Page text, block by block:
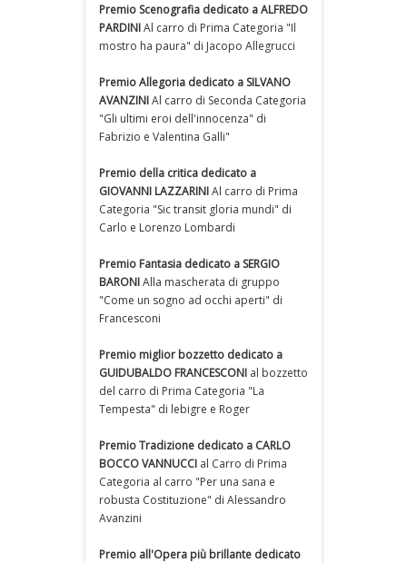
Premio Scenografia dedicato a ALFREDO
PARDINIAl carro di Prima Categoria "Il
mostro ha paura" di Jacopo Allegrucci
Premio Allegoria dedicato a SILVANO
AVANZINIAl carro di Seconda Categoria
"Gli ultimi eroi dell'innocenza" di
Fabrizio e Valentina Galli"
Premio della critica dedicato a
GIOVANNI LAZZARINIAl carro di Prima
Categoria "Sic transit gloria mundi" di
Carlo e Lorenzo Lombardi
Premio Fantasia dedicato a SERGIO
BARONIAlla mascherata di gruppo
"Come un sogno ad occhi aperti" di
Francesconi
Premio miglior bozzetto dedicato a
GUIDUBALDO FRANCESCONI al bozzetto
del carro di Prima Categoria "La
Tempesta" di lebigre e Roger
Premio Tradizione dedicato a CARLO
BOCCO VANNUCCI al Carro di Prima
Categoria al carro "Per una sana e
robusta Costituzione" di Alessandro
Avanzini
Premio all'Opera più brillante dedicato